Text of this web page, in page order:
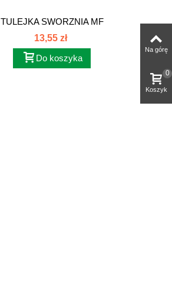
TULEJKA SWORZNIA MF
1660457M1
13,55 zł
Do koszyka
Na górę
Koszyk
0